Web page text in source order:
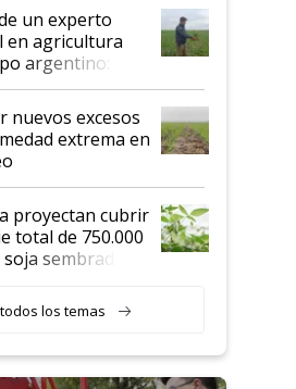
un experto
en agricultura
argentino:
nuevos excesos
extrema en
proyectan cubrir
total de 750.000
sembradas
marcan un
en genética y
los temas